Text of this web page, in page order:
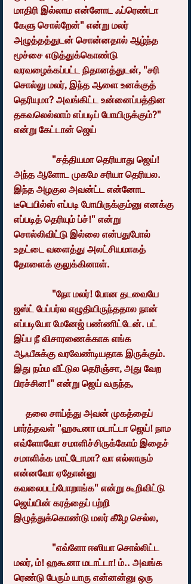
மாதிரி இல்லாம என்னோட ஃப்ரெண்டா
கேளு சொல்றேன்" என்று மலர்
அழுத்தத்துடன் சொன்னதால் ஆழ்ந்த
மூச்சை எடுத்துக்கொண்டு
வரவழைக்கப்பட்ட நிதானத்துடன், "சரி
சொல்லு மலர், இந்த ஆளை உனக்குத்
தெரியுமா? அவங்கிட்ட உன்னைப்பத்தின
தகவலெல்லாம் எப்படிப் போயிருக்கும்?"
என்று கேட்டான் ஜெய்
அந்த ஆளோட முகமே சரியா தெரியல.
இந்த அழகுல அவன்ட்ட என்னோட
டீடெயில்ஸ் எப்படி போயிருக்கும்னு எனக்கு
எப்படித் தெரியும் ப்ச்!" என்று
சொல்லிவிட்டு இல்லை என்பதுபோல்
உதட்டை வளைத்து அலட்சியமாகத்
தோளைக் குலுக்கினாள்.
ஜஸ்ட் பேப்பர்ல எழுதியிருந்ததால நான்
எப்படியோ மேனேஜ் பண்ணிட்டேன். பட்
இப்ப நீ விசாரணைக்காக எங்க
ஆஃபீசுக்கு வரவேண்டியதாக இருக்கும்.
இது நம்ம வீட்டுல தெரிஞ்சா, அது வேற
பிரச்சின!" என்று ஜெய் வருந்த,
பார்த்தவள் "ஹகூனா மடாட்டா ஜெய்! நாம
எவ்ளோவோ சமாளிச்சிருக்கோம் இதைச்
சமாளிக்க மாட்டோமா? வா எல்லாரும்
என்னவோ ஏதோன்னு
கவலைபடப்போறாங்க" என்று கூறிவிட்டு
ஜெய்யின் கரத்தைப் பற்றி
இழுத்துக்கொண்டு மலர் கீழே செல்ல,
மலர், ம்! ஹகூனா மடாட்டா! ம்.. அவங்க
ரெண்டு பேரும் யாரு என்னன்னு ஒரு